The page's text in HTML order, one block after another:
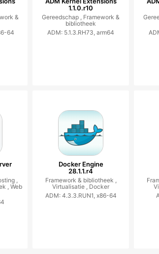
&
64
1.1.0.r10
Gereedschap , Framework &
bibliotheek
ADM: 5.1.3.RH73, arm64
,
,Web
Docker Engine
28.1.1.r4
Framework & bibliotheek ,
Virtualisatie , Docker
ADM: 4.3.3.RUN1, x86-64